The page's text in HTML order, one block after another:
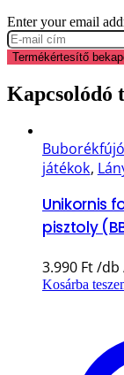
Enter your email
Termékértesítő
Kapcsolódó
játékok,
Unikornis
pisztoly
3.990 Ft
Kosárba